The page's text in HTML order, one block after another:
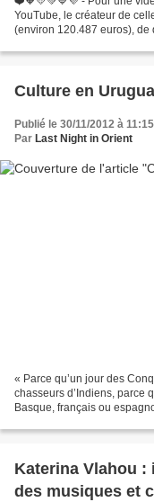
YouTube, le créateur de
(environ 120.487 euros), de
Culture en
Publié le 30/11/2012 à 11:15
Par Last Night in Orient
« Parce qu’un jour des
chasseurs d’Indiens, parce
Basque, français ou
Katerina Vlahou
des musiques et